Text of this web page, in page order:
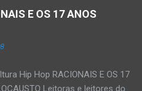
E OS 17 ANOS
Hip Hop RACIONAIS E OS 17